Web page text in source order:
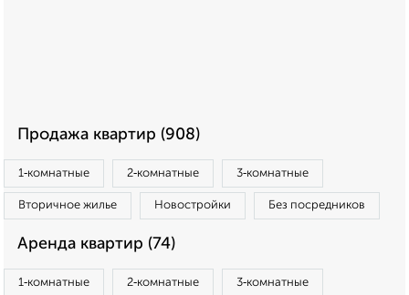
Продажа квартир (908)
1‑комнатные 2‑комнатные 3‑комнатные
Вторичное жилье Новостройки Без посредников
Аренда квартир (74)
1‑комнатные 2‑комнатные 3‑комнатные